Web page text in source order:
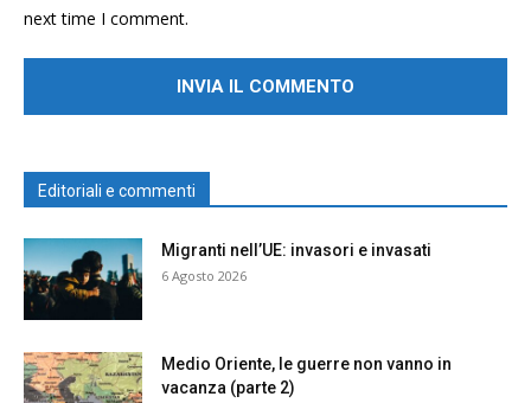
next time I comment.
Editoriali e commenti
Migranti nell’UE: invasori e invasati
6 Agosto 2026
Medio Oriente, le guerre non vanno in
vacanza (parte 2)